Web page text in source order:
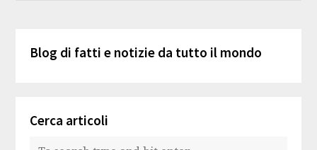
Blog di fatti e notizie da tutto il mondo
Cerca articoli